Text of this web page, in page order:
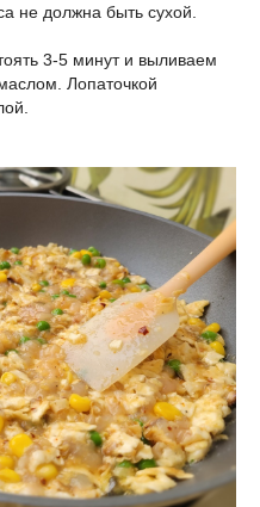
не должна быть сухой.
3-5 минут и выливаем
Лопаточкой